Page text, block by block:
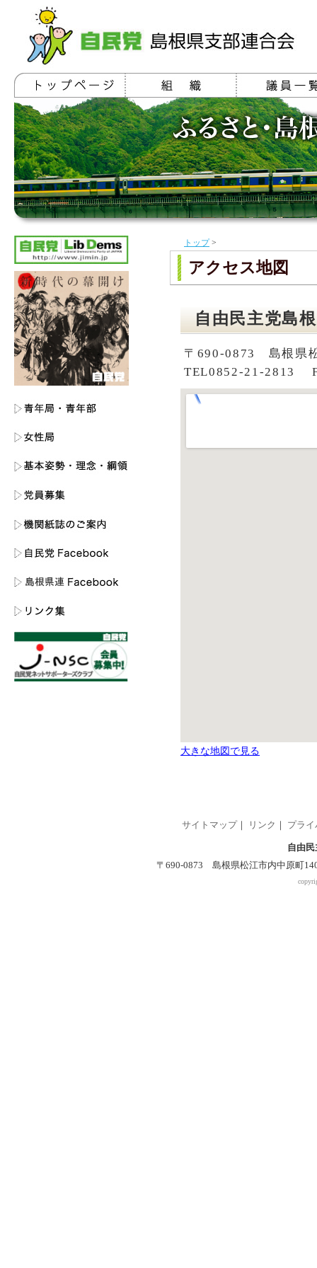
トップ>
アクセス地図
自由民主党島
〒690-0873 島根県
TEL0852-21-2813
大きな地図で見る
サイトマップ｜ リンク プラ
自由
〒690-0873 島根県松江市内中原町